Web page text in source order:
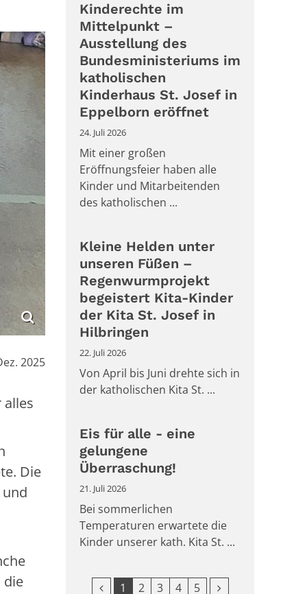
2025
Die
die
Kinderechte im
Mittelpunkt –
Ausstellung des
Bundesministeriums im
katholischen
Kinderhaus St. Josef in
Eppelborn eröffnet
24. Juli 2026
Mit einer großen
Eröffnungsfeier haben alle
Kinder und Mitarbeitenden
des katholischen ...
Kleine Helden unter
unseren Füßen –
Regenwurmprojekt
begeistert Kita-Kinder
der Kita St. Josef in
Hilbringen
22. Juli 2026
Von April bis Juni drehte sich in
der katholischen Kita St. ...
Eis für alle - eine
gelungene
Überraschung!
21. Juli 2026
Bei sommerlichen
Temperaturen erwartete die
Kinder unserer kath. Kita St. ...
Vorherige Seite
1 2 3 4 5 Nächste Seite